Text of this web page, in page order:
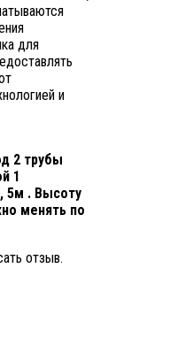
для
и
2 трубы
1
5м . Высоту
менять по
отзыв.